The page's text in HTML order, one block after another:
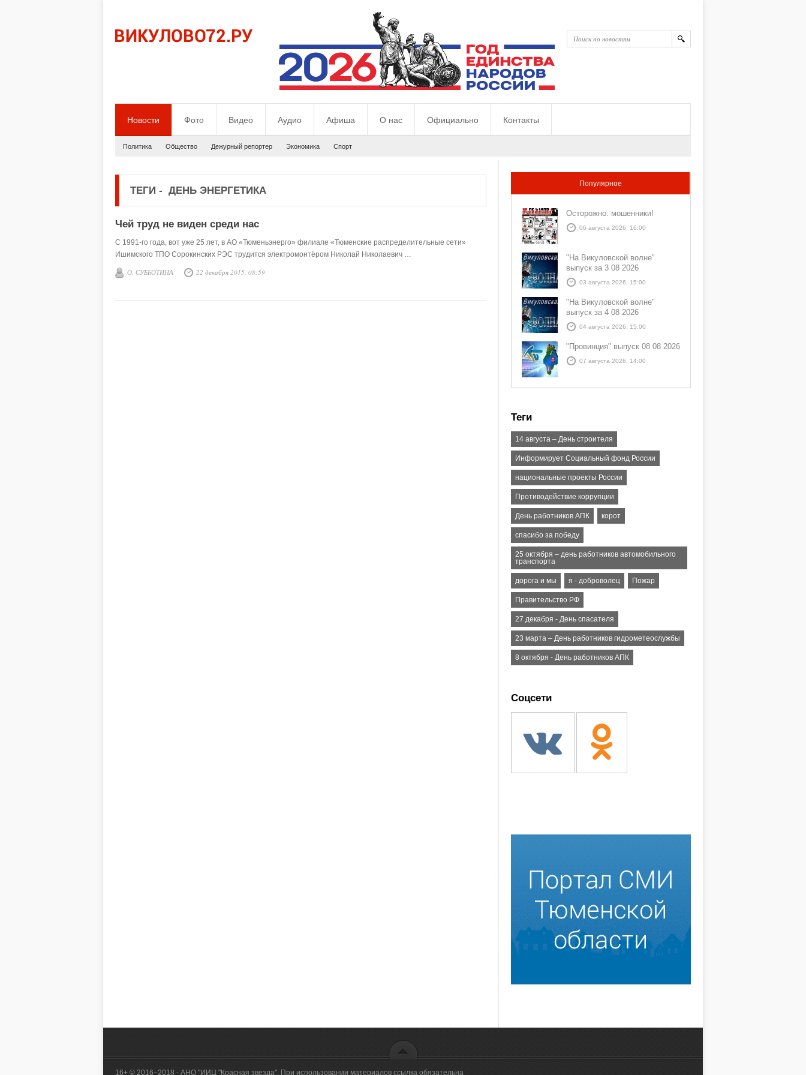
Новости Фото Видео Аудио Афиша О нас Официально Контакты
Политика Общество Дежурный репортер Экономика Спорт
ТЕГИ - ДЕНЬ ЭНЕРГЕТИКА
Чей труд не виден среди нас
С 1991-го года, вот уже 25 лет, в АО «Тюменьэнерго» филиале «Тюменские распределительные сети»
Ишимского ТПО Сорокинских РЭС трудится электромонтёром Николай Николаевич …
О. СУББОТИНА 22 декабря 2015, 08:59
Популярное
Осторожно: мошенники!
06 августа 2026, 16:00
"На Викуловской волне"
выпуск за 3 08 2026
03 августа 2026, 15:00
"На Викуловской волне"
выпуск за 4 08 2026
04 августа 2026, 15:00
"Провинция" выпуск 08 08 2026
07 августа 2026, 14:00
Теги
14 августа – День строителя
Информирует Социальный фонд России
национальные проекты России
Противодействие коррупции
День работников АПК корот
спасибо за победу
25 октября – день работников автомобильного
транспорта
дорога и мы я - доброволец Пожар
Правительство РФ
27 декабря - День спасателя
23 марта – День работников гидрометеослужбы
8 октября - День работников АПК
Соцсети
16+ © 2016–2018 - АНО "ИИЦ "Красная звезда". При использовании материалов ссылка обязательна